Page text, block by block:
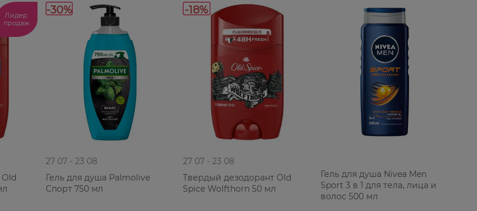
Лидер
продаж
-30%
27 07 - 23 08
Гель для душа Palmolive
Спорт 750 мл
-18%
27 07 - 23 08
Твердый дезодорант Old
Spice Wolfthorn 50 мл
Гель для душа Nivea Men
Sport 3 в 1 для тела, лица и
волос 500 мл